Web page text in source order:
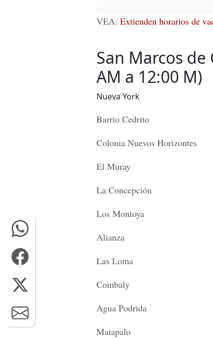
VEA: Extienden horarios de
San Marcos de
AM a 12:00 M)
Nueva York
Barrio Cedrito
Colonia Nuevos Horizontes
El Muray
La Concepción
Los Montoya
Alianza
Las Loma
Combaly
Agua Podrida
Matapalo